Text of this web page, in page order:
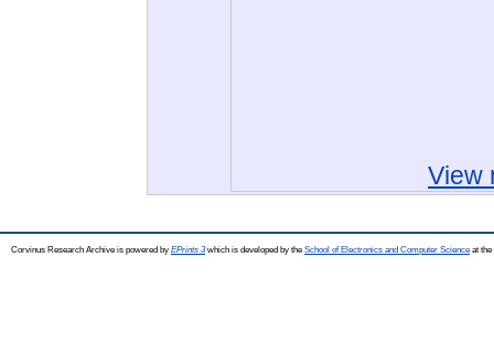
View
Corvinus Research Archive is powered by EPrints 3which is developed by the School of Electronics and Computer Science at